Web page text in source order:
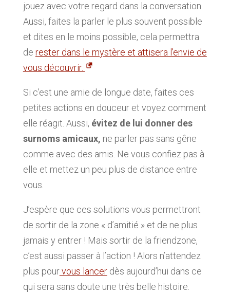
jouez avec votre regard dans la conversation.
Aussi, faites la parler le plus souvent possible
et dites en le moins possible, cela permettra
de rester dans le mystère et attisera l’envie de
vous découvrir.
Si c’est une amie de longue date, faites ces
petites actions en douceur et voyez comment
elle réagit. Aussi, évitez de lui donner des
surnoms amicaux, ne parler pas sans gêne
comme avec des amis. Ne vous confiez pas à
elle et mettez un peu plus de distance entre
vous.
J’espère que ces solutions vous permettront
de sortir de la zone « d’amitié » et de ne plus
jamais y entrer ! Mais sortir de la friendzone,
c’est aussi passer à l’action ! Alors n’attendez
plus pourvous lancerdès aujourd’hui dans ce
qui sera sans doute une très belle histoire.